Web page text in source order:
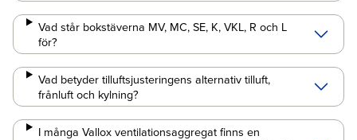
Vad står bokstäverna MV, MC, SE, K, VKL, R och L
för?
Vad betyder tilluftsjusteringens alternativ tilluft,
frånluft och kylning?
I många Vallox ventilationsaggregat finns en